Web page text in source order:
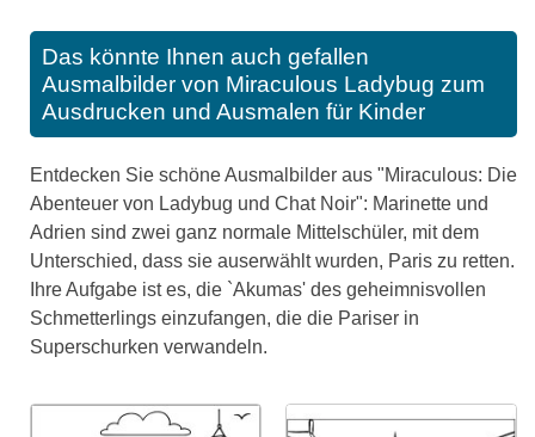
Das könnte Ihnen auch gefallen
Ausmalbilder von Miraculous Ladybug zum
Ausdrucken und Ausmalen für Kinder
Entdecken Sie schöne Ausmalbilder aus "Miraculous: Die
Abenteuer von Ladybug und Chat Noir": Marinette und
Adrien sind zwei ganz normale Mittelschüler, mit dem
Unterschied, dass sie auserwählt wurden, Paris zu retten.
Ihre Aufgabe ist es, die `Akumas' des geheimnisvollen
Schmetterlings einzufangen, die die Pariser in
Superschurken verwandeln.